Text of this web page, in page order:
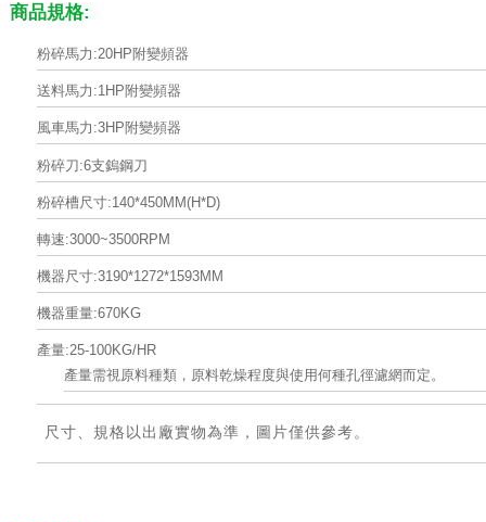
商品規格:
粉碎馬力:20HP附變頻器
送料馬力:1HP附變頻器
風車馬力:3HP附變頻器
粉碎刀:6支鎢鋼刀
粉碎槽尺寸:140*450MM(H*D)
轉速:3000~3500RPM
機器尺寸:3190*1272*1593MM
機器重量:670KG
產量:25-100KG/HR
產量需視原料種類，原料乾燥程度與使用何種孔徑濾網而定。
尺寸、規格以出廠實物為準，圖片僅供參考。